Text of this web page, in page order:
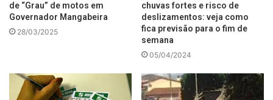
de “Grau” de motos em
Governador Mangabeira
28/03/2025
chuvas fortes e risco de
deslizamentos: veja como
fica previsão para o fim de
semana
05/04/2024